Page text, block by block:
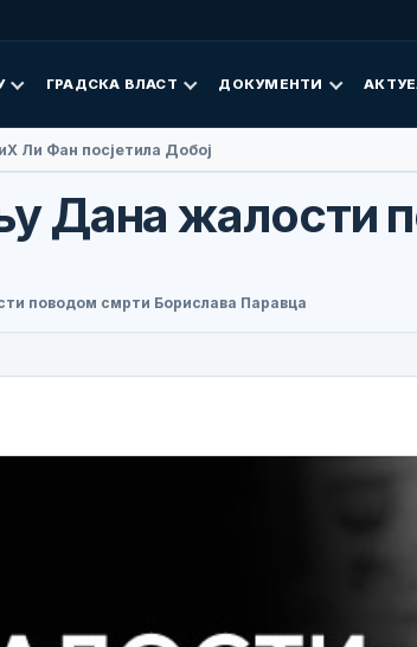
ГРАДСКА ВЛАСТ ДОКУМЕНТИ
Ли Фан посјетила Добој
Дана жалости
поводом смрти Борислава Паравца